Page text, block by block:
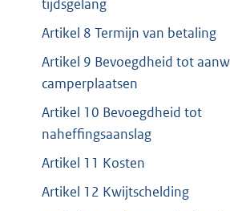
tijdsgelang
Artikel 8 Termijn van betaling
Artikel 9 Bevoegdheid tot
camperplaatsen
Artikel 10 Bevoegdheid tot
naheffingsaanslag
Artikel 11 Kosten
Artikel 12 Kwijtschelding